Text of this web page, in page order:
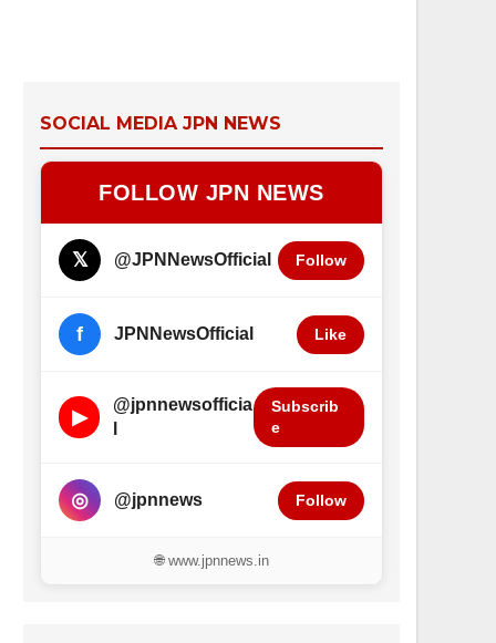
SOCIAL MEDIA JPN NEWS
FOLLOW JPN NEWS
𝕏 @JPNNewsOfficial Follow
f JPNNewsOfficial Like
▶
@jpnnewsofficia
Subscrib
e
◎ @jpnnews Follow
🌐 www.jpnnews.in